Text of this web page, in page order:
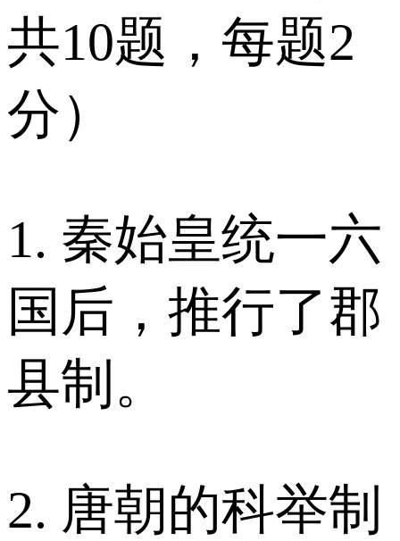
共10题，每题2
分）
1. 秦始皇统一六
国后，推行了郡
县制。
2. 唐朝的科举制